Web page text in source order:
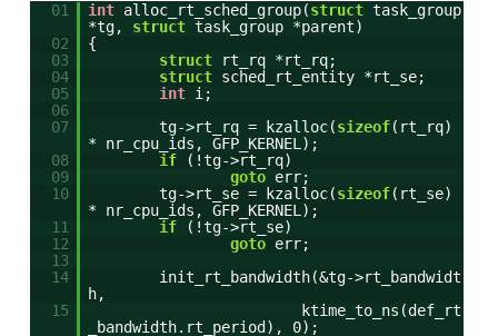
01 int alloc_rt_sched_group(struct task_group
*tg, struct task_group *parent)
02
{
03
struct
rt_rq *rt_rq;
04
struct sched_rt_entity *rt_se;
05
int i;
06
07
tg->rt_rq = kzalloc(sizeof(rt_rq)
* nr_cpu_ids, GFP_KERNEL);
08
if
(!tg->rt_rq)
09
goto err;
10
tg->rt_se = kzalloc(sizeof(rt_se)
* nr_cpu_ids, GFP_KERNEL);
11
if
(!tg->rt_se)
12
goto err;
13
14
init_rt_bandwidth(&tg->rt_bandwidt
h,
15
ktime_to_ns(def_rt
_bandwidth.rt_period), 0);